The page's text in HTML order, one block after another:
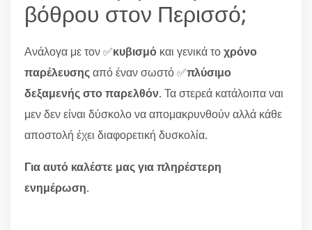
βόθρου στον Περισσό;
Ανάλογα με τον ✅κυβισμό και γενικά τοχρόνο
παρέλευσηςαπό έναν σωστό ✅πλύσιμο
δεξαμενής στο παρελθόν. Τα στερεά κατάλοιπα ναι
μεν δεν είναι δύσκολο να απομακρυνθούν αλλά κάθε
αποστολή έχει διαφορετική δυσκολία.
Για αυτό καλέστε μας για πληρέστερη
ενημέρωση.